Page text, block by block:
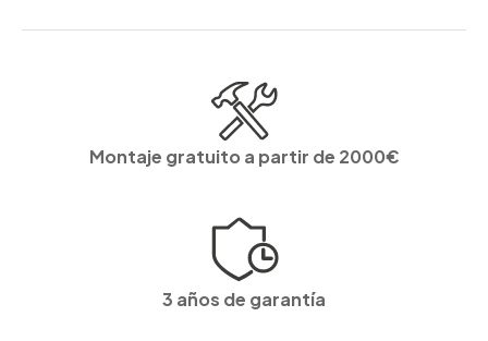
Montaje gratuito a partir de 2000€
3 años de garantía